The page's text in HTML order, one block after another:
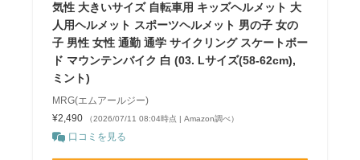
気性 大きいサイズ 自転車用 キッズヘルメット 大
人用ヘルメット スポーツヘルメット 男の子 女の
子 男性 女性 通勤 通学 サイクリング スケートボー
ド マウンテンバイク 白 (03. Lサイズ(58-62cm),
ミント)
MRG(エムアールジー)
¥2,490
（2026/07/11 08:04時点 | Amazon調べ）
口コミを見る